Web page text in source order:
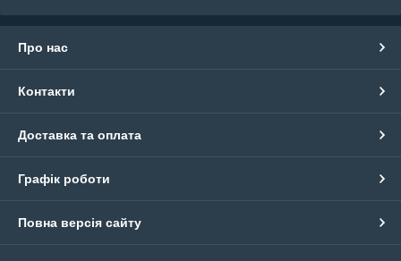
Про нас
Контакти
Доставка та оплата
Графік роботи
Повна версія сайту